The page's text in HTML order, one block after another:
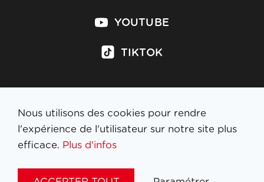
YOUTUBE
TIKTOK
S'inscrire à la newsletter
Nous utilisons des cookies pour rendre
l'expérience de l'utilisateur sur notre site plus
efficace. Plus d'infos